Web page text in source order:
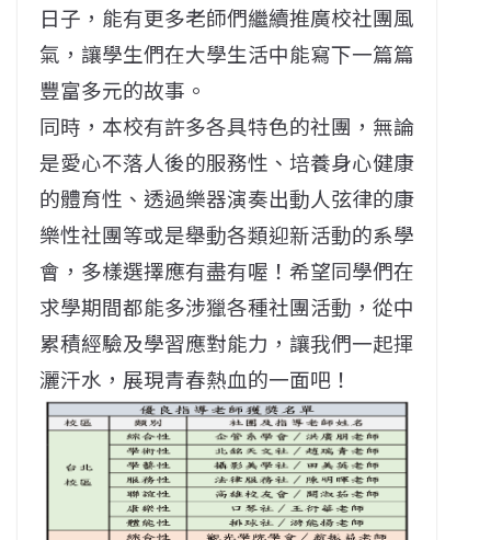
日子，能有更多老師們繼續推廣校社團風
氣，讓學生們在大學生活中能寫下一篇篇
豐富多元的故事。
同時，本校有許多各具特色的社團，無論
是愛心不落人後的服務性、培養身心健康
的體育性、透過樂器演奏出動人弦律的康
樂性社團等或是舉動各類迎新活動的系學
會，多樣選擇應有盡有喔！希望同學們在
求學期間都能多涉獵各種社團活動，從中
累積經驗及學習應對能力，讓我們一起揮
灑汗水，展現青春熱血的一面吧！